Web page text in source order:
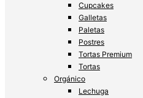
Cupcakes
Galletas
Paletas
Postres
Tortas Premium
Tortas
Orgánico
Lechuga